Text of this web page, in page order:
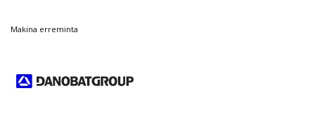
Makina erreminta